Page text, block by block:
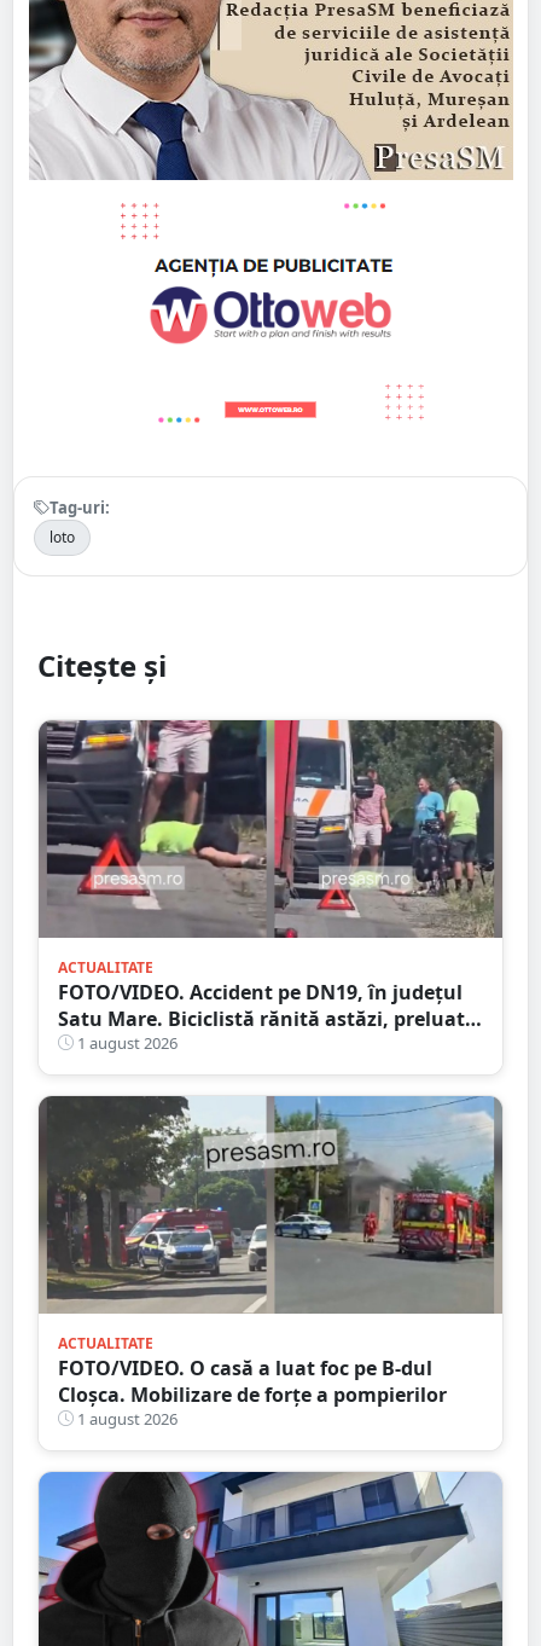
Tag-uri:
loto
Citește și
ACTUALITATE
FOTO/VIDEO. Accident pe DN19, în județul
Satu Mare. Biciclistă rănită astăzi, preluată
de Ambulanță
1 august 2026
ACTUALITATE
FOTO/VIDEO. O casă a luat foc pe B-dul
Cloșca. Mobilizare de forțe a pompierilor
1 august 2026